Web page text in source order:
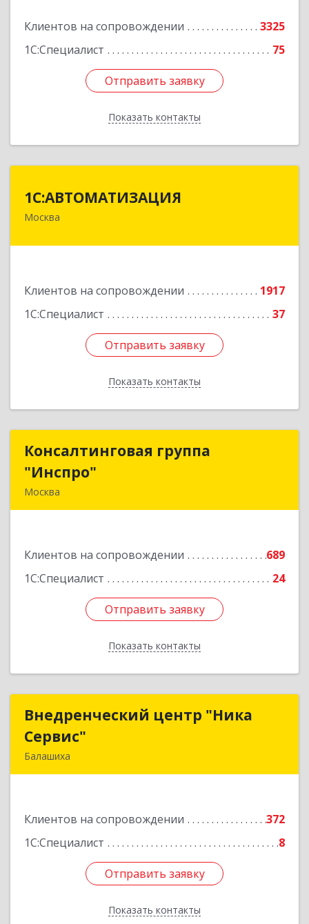
Клиентов на сопровождении
3325
1С:Специалист
75
Отправить заявку
Показать контакты
Отправить заявку
Назад
1С:АВТОМАТИЗАЦИЯ
Москва
Клиентов на сопровождении
1917
1С:Специалист
37
Отправить заявку
Показать контакты
111024, Москва г, Энтузиастов 1-я ул, дом №
Отправить заявку
Назад
Консалтинговая группа
"Инспро"
Москва
Клиентов на сопровождении
689
1С:Специалист
24
Отправить заявку
Показать контакты
Консалтинговая группа
Подробнее
Отправить заявку
Назад
Внедренческий центр "Ника
Сервис"
Балашиха
Клиентов на сопровождении
372
1С:Специалист
8
Отправить заявку
Показать контакты
Внедренческий центр "Ника
Подробнее
Отправить заявку
Назад